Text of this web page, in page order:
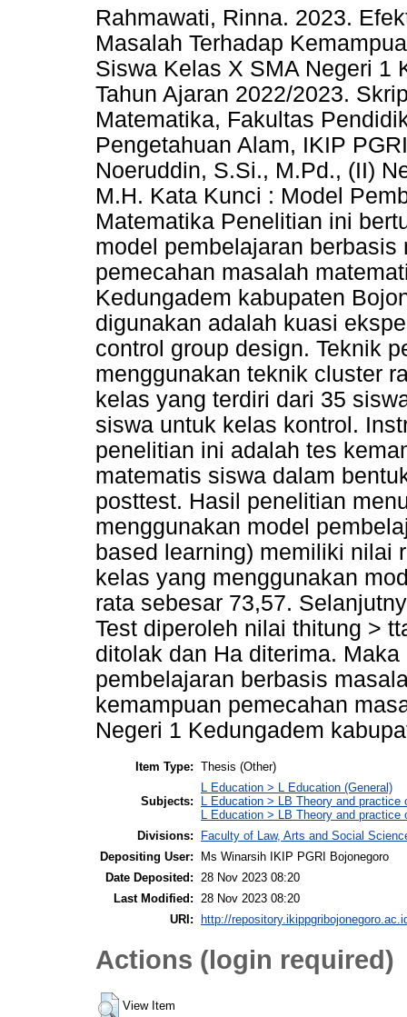
Rahmawati, Rinna. 2023.
Masalah Terhadap
Siswa Kelas X SMA Negeri 1
Tahun Ajaran 2022/2023.
Matematika, Fakultas
Pengetahuan Alam, IKIP
Noeruddin, S.Si., M.Pd., (II)
M.H. Kata Kunci : Model
Matematika Penelitian ini
model pembelajaran
pemecahan masalah
Kedungadem kabupaten
digunakan adalah kuasi
control group design. Teknik
menggunakan teknik cluster
kelas yang terdiri dari 35
siswa untuk kelas kontrol.
penelitian ini adalah tes
matematis siswa dalam
posttest. Hasil penelitian
menggunakan model
based learning) memiliki nilai
kelas yang menggunakan
rata sebesar 73,57.
Test diperoleh nilai thitung >
ditolak dan Ha diterima.
pembelajaran berbasis
kemampuan pemecahan
Negeri 1 Kedungadem
Item Type: Thesis (Other)
Subjects:
L Education > L Education (General)
L Education > LB Theory and practice
L Education > LB Theory and
Divisions:
Faculty of Law, Arts and Social
Depositing User:
Ms Winarsih IKIP PGRI Bojonegoro
Date Deposited:
28 Nov 2023 08:20
Last Modified:
28 Nov 2023 08:20
URI:
http://
Actions (login required)
View Item